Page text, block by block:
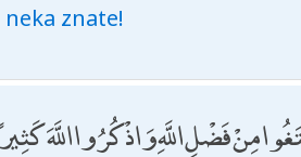
znate!
مِنْ فَضْلِ اللَّهِ وَاذْكُرُوا